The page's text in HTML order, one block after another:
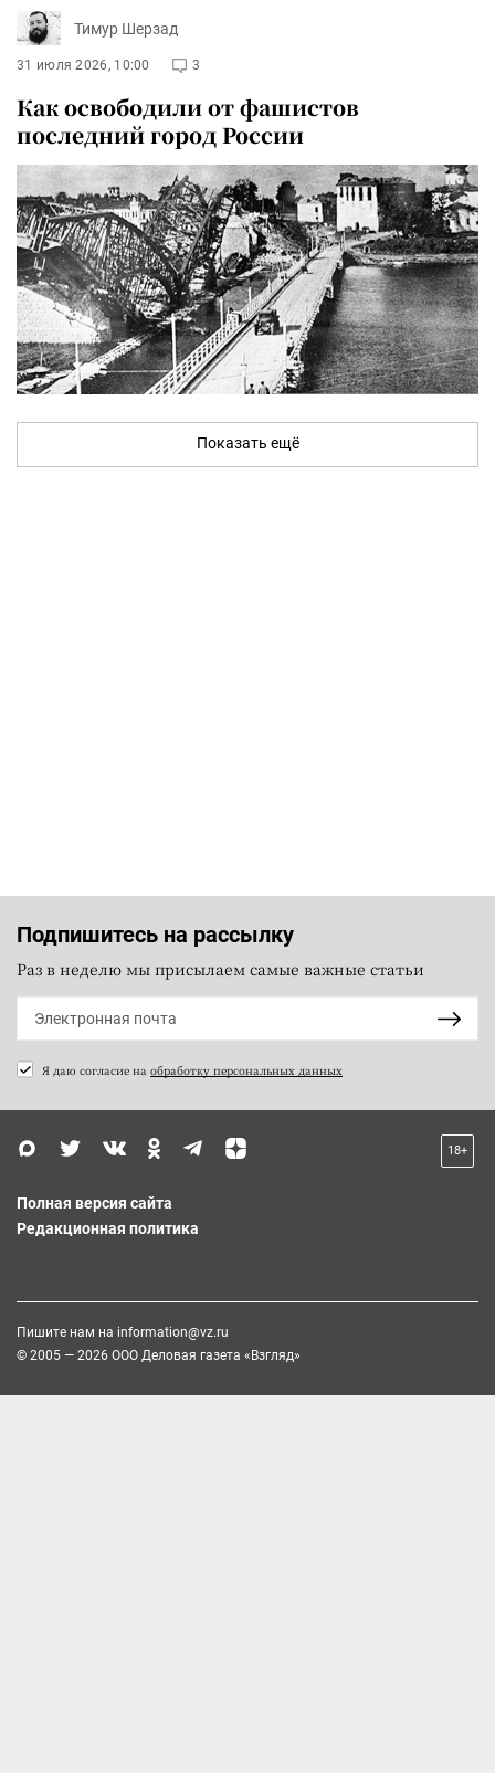
Тимур Шерзад
31 июля 2026, 10:00 3
Как освободили от фашистов
последний город России
Показать ещё
Подпишитесь на рассылку
Раз в неделю мы присылаем самые важные статьи
Я даю согласие на обработку персональных данных
18+
Полная версия сайта
Редакционная политика
Пишите нам на information@vz.ru
© 2005 — 2026 ООО Деловая газета «Взгляд»